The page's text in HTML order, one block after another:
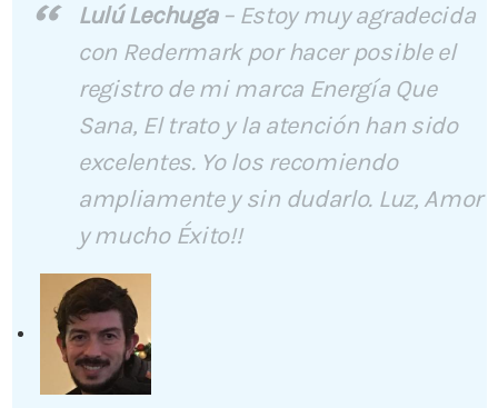
Lulú Lechuga– Estoy muy agradecida
con Redermark por hacer posible el
registro de mi marca Energía Que
Sana, El trato y la atención han sido
excelentes. Yo los recomiendo
ampliamente y sin dudarlo. Luz, Amor
y mucho Éxito!!